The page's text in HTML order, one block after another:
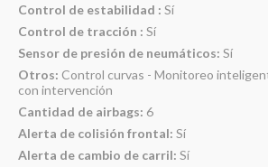
Control de estabilidad : Sí
Control de tracción : Sí
Sensor de presión de neumáticos: Sí
Otros: Control curvas - Monitoreo
con intervención
Cantidad de airbags: 6
Alerta de colisión frontal: Sí
Alerta de cambio de carril: Sí